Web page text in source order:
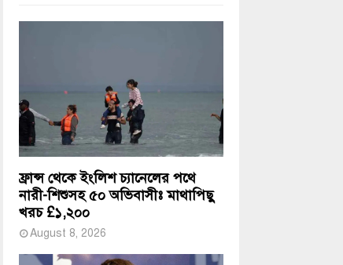
ফ্রান্স থেকে ইংলিশ চ্যানেলের পথে
নারী-শিশুসহ ৫০ অভিবাসীঃ মাথাপিছু
খরচ £১,২০০
August 8, 2026